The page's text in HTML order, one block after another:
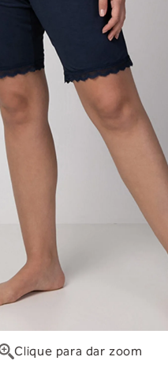
Clique para dar zoom